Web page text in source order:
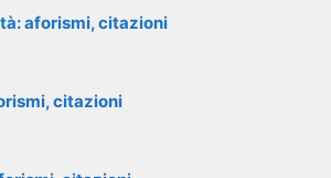
aforismi, citazioni
citazioni